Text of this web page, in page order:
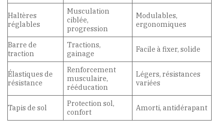
Haltères
réglables
Musculation
ciblée,
progression
Modulables,
ergonomiques
Barre de
traction
Tractions,
gainage
Facile à fixer, solide
Élastiques de
résistance
Renforcement
musculaire,
rééducation
Légers, résistances
variées
Tapis de sol
Protection sol,
confort
Amorti, antidérapant